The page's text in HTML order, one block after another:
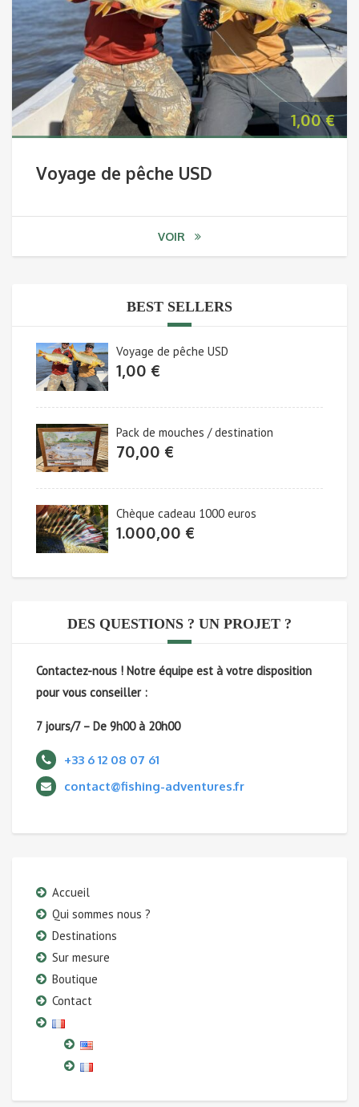
1,00€
Voyage de pêche USD
VOIR
BEST SELLERS
Voyage de pêche USD
1,00 €
Pack de mouches / destination
70,00 €
Chèque cadeau 1000 euros
1.000,00 €
DES QUESTIONS ? UN PROJET ?
Contactez-nous ! Notre équipe est à votre disposition
pour vous conseiller :
7 jours/7 – De 9h00 à 20h00
+33 6 12 08 07 61
contact@fishing-adventures.fr
Accueil
Qui sommes nous ?
Destinations
Sur mesure
Boutique
Contact